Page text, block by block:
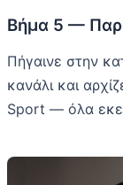
Βήμα 5 —
Πήγαινε στην
κανάλι και
Sport — όλα